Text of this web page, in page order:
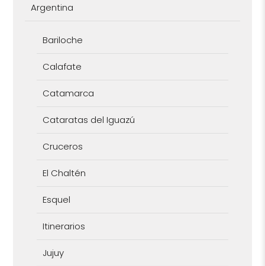
Argentina
Bariloche
Calafate
Catamarca
Cataratas del Iguazú
Cruceros
El Chaltén
Esquel
Itinerarios
Jujuy